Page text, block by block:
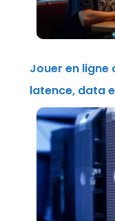
Jouer en ligne
latence, data